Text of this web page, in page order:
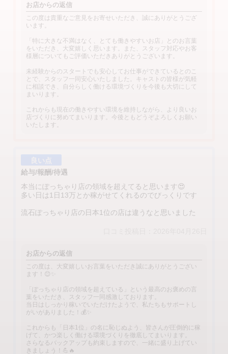
お店からの返信
この度は貴重なご意見をお寄せいただき、誠にありがとうござ
います。
「特に大きな不満はなく、とても働きやすいお店」とのお言葉
をいただき、大変嬉しく思います。また、スタッフ対応やお客
様層についてもご評価いただきありがとうございます。
未経験からのスタートでも安心してお仕事ができているとのこ
とで、スタッフ一同安心いたしました。キャストの皆様が気軽
に相談でき、自分らしく働ける環境づくりを今後も大切にして
まいります。
これからも現在の働きやすい環境を維持しながら、より良いお
店づくりに努めてまいります。今後ともどうぞよろしくお願い
いたします。
良い点
給与/報酬/待遇
本当にぽっちゃり店の領域を超えてると思います😍
多い日は1日13万とか稼がせてくれるのでびっくりです
流石ぽっちゃり店の日本1位の店は違うなと思いました
お店からの返信
この度は、大変嬉しいお言葉をいただき誠にありがとうござい
ます！😊✨
「ぽっちゃり店の領域を超えている」という最高のお褒めの言
葉をいただき、スタッフ一同感激しております。
当日はしっかり稼いでいただけたようで、私たちもサポートし
がいがありました！💰✨
これからも「日本1位」の名に恥じぬよう、皆さんが圧倒的に稼
げて、かつ楽しく働ける環境づくりを徹底してまいります。
さらなるバックアップも約束しますので、一緒に盛り上げてい
きましょう！💪🔥